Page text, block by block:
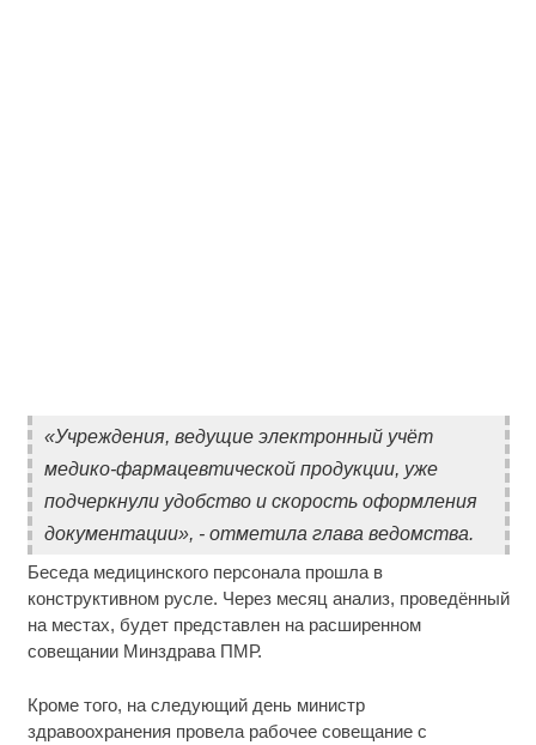
«Учреждения, ведущие электронный учёт
медико-фармацевтической продукции, уже
подчеркнули удобство и скорость оформления
документации», - отметила глава ведомства.
Беседа медицинского персонала прошла в
конструктивном русле. Через месяц анализ, проведённый
на местах, будет представлен на расширенном
совещании Минздрава ПМР.
Кроме того, на следующий день министр
здравоохранения провела рабочее совещание с